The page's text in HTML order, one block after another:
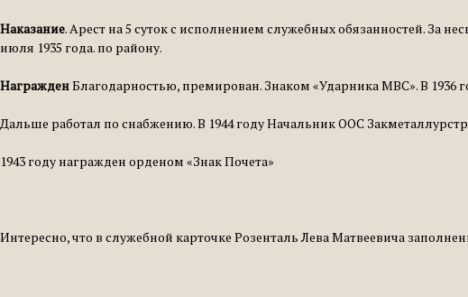
Наказание. Арест на 5 суток с исполнением служебных обязанностей. За
июля 1935 года. по району.
НагражденБлагодарностью, премирован. Знаком «Ударника МВС». В 1936
Дальше работал по снабжению. В 1944 году Начальник ООС
1943 году награжден орденом «Знак Почета»
Интересно, что в служебной карточке Розенталь Лева Матвеевича